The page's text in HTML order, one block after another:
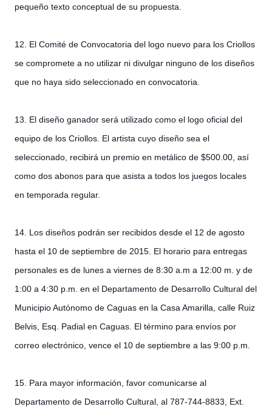
pequeño texto conceptual de su propuesta.
12. El Comité de Convocatoria del logo nuevo para los Criollos
se compromete a no utilizar ni divulgar ninguno de los diseños
que no haya sido seleccionado en convocatoria.
13. El diseño ganador será utilizado como el logo oficial del
equipo de los Criollos. El artista cuyo diseño sea el
seleccionado, recibirá un premio en metálico de $500.00, así
como dos abonos para que asista a todos los juegos locales
en temporada regular.
14. Los diseños podrán ser recibidos desde el 12 de agosto
hasta el 10 de septiembre de 2015. El horario para entregas
personales es de lunes a viernes de 8:30 a.m a 12:00 m. y de
1:00 a 4:30 p.m. en el Departamento de Desarrollo Cultural del
Municipio Autónomo de Caguas en la Casa Amarilla, calle Ruiz
Belvis, Esq. Padial en Caguas. El término para envíos por
correo electrónico, vence el 10 de septiembre a las 9:00 p.m.
15. Para mayor información, favor comunicarse al
Departamento de Desarrollo Cultural, al 787-744-8833, Ext.